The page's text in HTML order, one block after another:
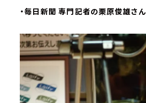
・毎日新聞 専門記者の栗原俊雄さん